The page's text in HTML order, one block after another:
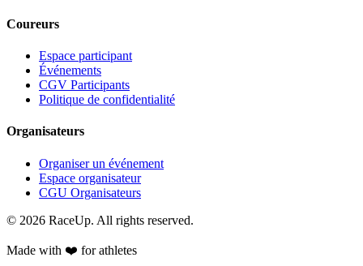
Coureurs
Espace participant
Événements
CGV Participants
Politique de confidentialité
Organisateurs
Organiser un événement
Espace organisateur
CGU Organisateurs
© 2026 RaceUp. All rights reserved.
Made with ❤️ for athletes